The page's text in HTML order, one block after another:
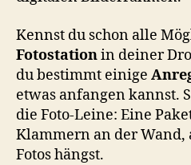
Kennst du schon alle
Fotostationin deiner
du bestimmt einige
etwas anfangen kannst.
die Foto-Leine: Eine
Klammern an der Wand,
Fotos hängst.